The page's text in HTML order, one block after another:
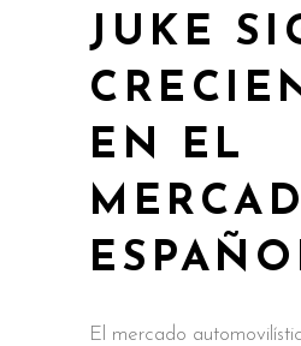
JUKE
EN EL
El mercado